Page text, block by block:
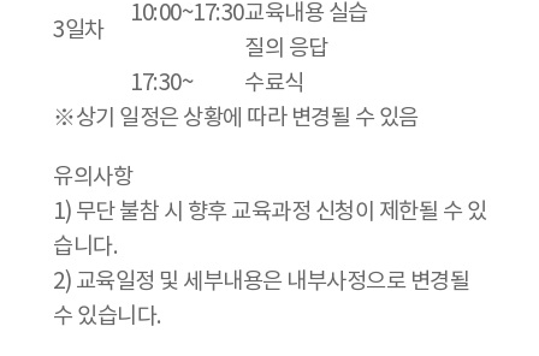
3일차
10:00~17:30교육내용 실습
질의 응답
17:30~
수료식
※상기 일정은 상황에 따라 변경될 수 있음
유의사항
1) 무단 불참 시 향후 교육과정 신청이 제한될 수 있
습니다.
2) 교육일정 및 세부내용은 내부사정으로 변경될
수 있습니다.